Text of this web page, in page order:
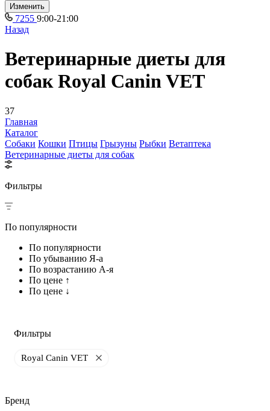
Изменить
7255 9:00-21:00
Назад
Ветеринарные диеты для
собак Royal Canin VET
37
Главная
Каталог
Собаки Кошки Птицы Грызуны Рыбки Ветаптека
Ветеринарные диеты для собак
Фильтры
По популярности
По популярности
По убыванию Я-а
По возрастанию А-я
По цене ↑
По цене ↓
Фильтры
Royal Canin VET
Бренд